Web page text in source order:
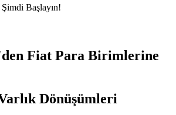
Başlayın!
Fiat Para Birimlerine
Dönüşümleri